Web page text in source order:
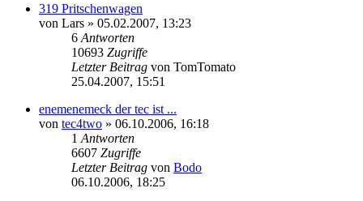
319 Pritschenwagen
von Lars » 05.02.2007, 13:23
6 Antworten
10693 Zugriffe
Letzter Beitrag von TomTomato
25.04.2007, 15:51
enemenemeck der tec ist ...
von tec4two » 06.10.2006, 16:18
1 Antworten
6607 Zugriffe
Letzter Beitrag von Bodo
06.10.2006, 18:25